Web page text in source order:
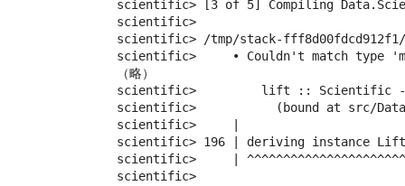
scientific> [3 of 5] Compiling
scientific>
scientific> /tmp/stack-
scientific>     • Couldn't match type
（略）
scientific>         lift :: Scientific -> m
scientific>           (bound at src/
scientific>     |
scientific> 196 | deriving instance
scientific>     |
scientific>